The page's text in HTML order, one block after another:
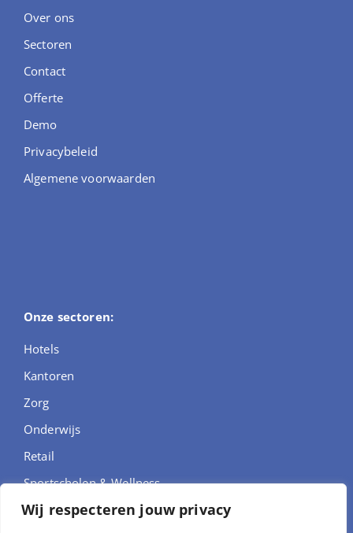
Wij respecteren jouw privacy
Over ons
Sectoren
Contact
Offerte
Demo
Privacybeleid
Algemene voorwaarden
Onze sectoren:
Hotels
Kantoren
Zorg
Onderwijs
Retail
Sportscholen & Wellness
Autodealers & Showrooms